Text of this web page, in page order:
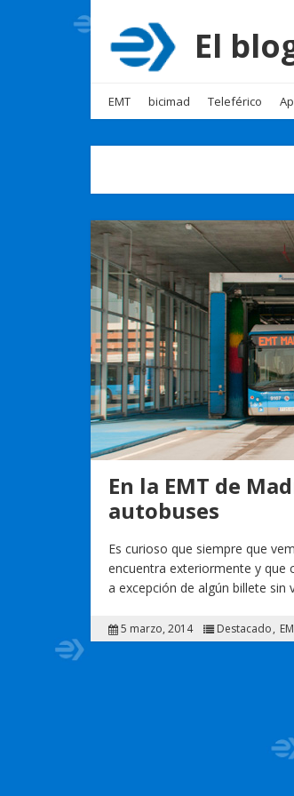
El
EMT bicimad Teleférico
En la EMT de
autobuses
Es curioso que siempre que
encuentra exteriormente y que
a excepción de algún billete
5 marzo, 2014 Destacado